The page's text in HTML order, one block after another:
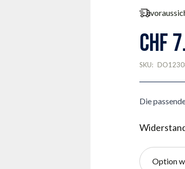
CHF
SKU:
Die
Option